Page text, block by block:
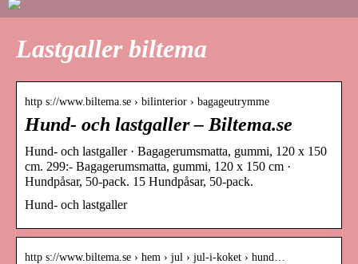
Lastgaller biltema
http s://www.biltema.se › bilinterior › bagageutrymme
Hund- och lastgaller – Biltema.se
Hund- och lastgaller · Bagagerumsmatta, gummi, 120 x 150
cm. 299:- Bagagerumsmatta, gummi, 120 x 150 cm ·
Hundpåsar, 50-pack. 15 Hundpåsar, 50-pack.
Hund- och lastgaller
http s://www.biltema.se › hem › jul › jul-i-koket › hund…